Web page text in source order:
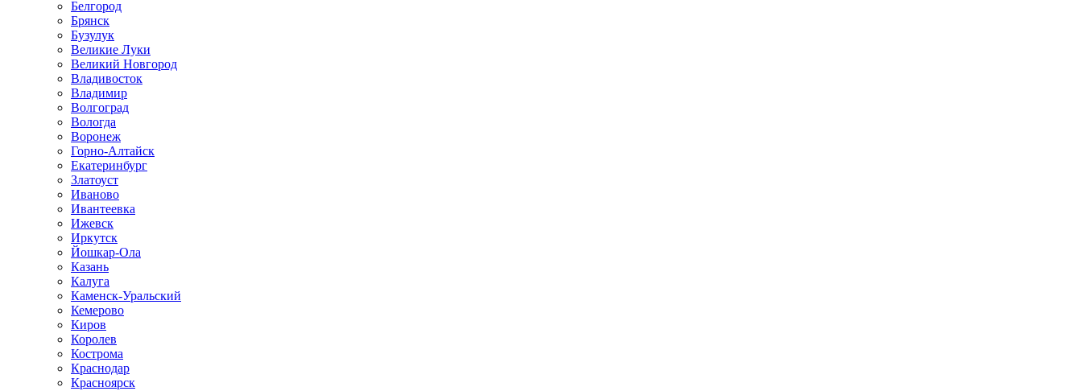
Белгород
Брянск
Бузулук
Великие Луки
Великий Новгород
Владивосток
Владимир
Волгоград
Вологда
Воронеж
Горно-Алтайск
Екатеринбург
Златоуст
Иваново
Ивантеевка
Ижевск
Иркутск
Йошкар-Ола
Казань
Калуга
Каменск-Уральский
Кемерово
Киров
Королев
Кострома
Краснодар
Красноярск